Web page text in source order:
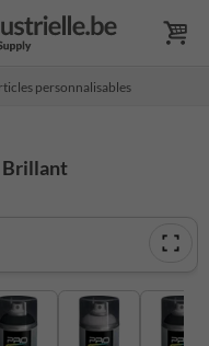
personnalisables
Brillant